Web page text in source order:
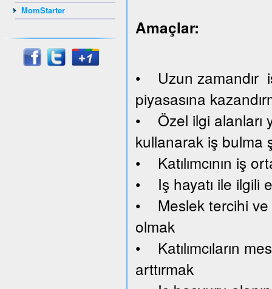
MomStarter
Amaçlar:
• Uzun zamandır
piyasasına
• Özel ilgi alanları
kullanarak iş bulma
• Katılımcının iş
• Iş hayatı ile ilgili
• Meslek tercihi ve
olmak
• Katılımcıların
arttırmak